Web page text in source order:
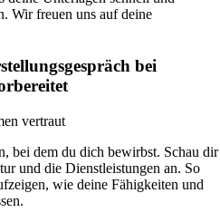
Wir freuen uns auf deine
bei
vertraut
bei dem du dich bewirbst. Schau dir
und die Dienstleistungen an. So
wie deine Fähigkeiten und